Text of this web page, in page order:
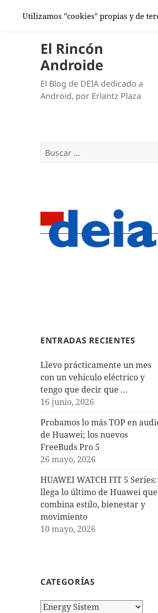
El Rincón
Androide
El Blog de DEIA dedicado a
Android, por Erlantz Plaza
Buscar:
ENTRADAS RECIENTES
Llevo prácticamente un mes
con un vehículo eléctrico y
tengo que decir que …
16 junio, 2026
Probamos lo más TOP en
de Huawei; los nuevos
FreeBuds Pro 5
26 mayo, 2026
HUAWEI WATCH FIT 5 Series:
llega lo último de Huawei que
combina estilo, bienestar y
movimiento
10 mayo, 2026
CATEGORÍAS
Categorías
Utilizamos "cookies" propias y de